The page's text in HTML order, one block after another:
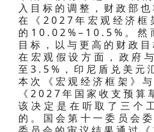
入目标的调整，财政部
在《2027年宏观经济框
的10.02%–10.5%。然
目标，以与更高的财政目
在宏观假设方面，政府
至3.5%，印尼盾兑美
本次《宏观经济框架》
《2027年国家收支预算
该决定是在听取了三个
的。国会第十一委员会